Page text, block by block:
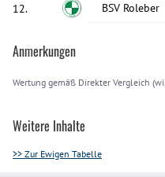
12. BSV Roleber
Anmerkungen
Wertung gemäß Direkter Vergleich
Weitere Inhalte
>> Zur Ewigen Tabelle